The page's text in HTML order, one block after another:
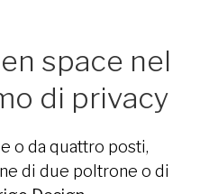
space nel
di privacy
o da quattro posti,
di due poltrone o di